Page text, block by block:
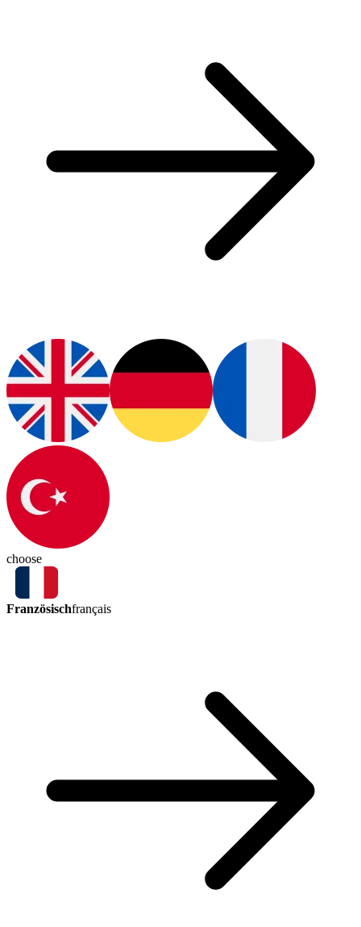
choose
Französischfrançais